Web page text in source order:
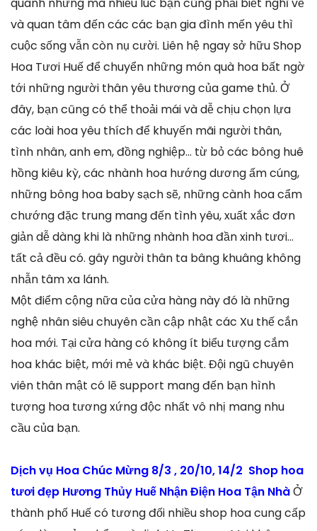
quanh nhưng mà nhiều lúc bạn cũng phải biết nghĩ về
và quan tâm đến các các bạn gia đình mến yêu thì
cuộc sống vẫn còn nụ cười. Liên hệ ngay sở hữu Shop
Hoa Tươi Huế để chuyển những món quà hoa bất ngờ
tới những người thân yêu thương của game thủ. Ở
đây, bạn cũng có thể thoải mái và dễ chịu chọn lựa
các loài hoa yêu thích để khuyến mãi người thân,
tình nhân, anh em, đồng nghiệp… từ bỏ các bông huê
hồng kiêu kỳ, các nhành hoa hướng dương ấm cúng,
những bông hoa baby sạch sẽ, những cành hoa cẩm
chướng đặc trung mang đến tình yêu, xuất xắc đơn
giản dễ dàng khi là những nhành hoa đần xinh tươi…
tất cả đều có. gây người thân ta bâng khuâng không
nhẫn tâm xa lánh.
Một điểm cộng nữa của cửa hàng này đó là những
nghệ nhân siêu chuyên cần cập nhật các Xu thế cắn
hoa mới. Tại cửa hàng có không ít biểu tượng cắm
hoa khác biệt, mới mẻ và khác biệt. Đội ngũ chuyên
viên thân mật có lẽ support mang đến bạn hình
tượng hoa tương xứng độc nhất vô nhị mang nhu
cầu của bạn.
Dịch vụ Hoa Chúc Mừng 8/3 , 20/10, 14/2 Shop hoa
tươi đẹp Hương Thủy Huế Nhận Điện Hoa Tận NhàỞ
thành phố Huế có tương đối nhiều shop hoa cung cấp